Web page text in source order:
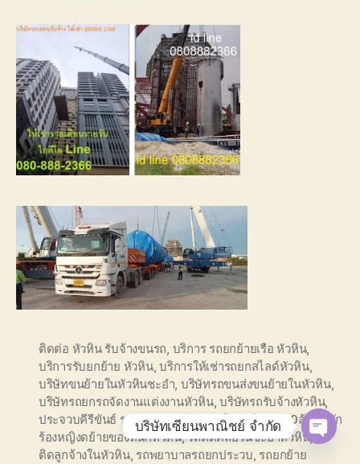
ติดต่อ หัวหิน รับจ้างขนรถ, บริการ รถยกย้ายเรือ หัวหิน,
บริการรับยกย้าย หัวหิน,บริการให้เช่ารถยกสไลด์หัวหิน,
บริษัทขนย้ายในหัวหินชะอำ, บริษัทรถขนส่งขนย้ายในหัวหิน,
บริษัทรถยกรถจัดงานแต่งงานหัวหิน,บริษัทรถรับจ้างหัวหิน,
ประจวบคีรีขันธ์ รถลากจูง, ยกย้าย รถในหัวหิน ,รถ10ล้อติดนัก
ร้องหญิงดย้ายของหนักหัวหิน,รถติดคลอรีนชะอำหัวหิน,รถ
ติดลูกจ้างในหัวหิน, รถพยาบาลรถยกประวบ, รถยกย้าย
บริษัทเซียนพาณิชย์ จำกัด